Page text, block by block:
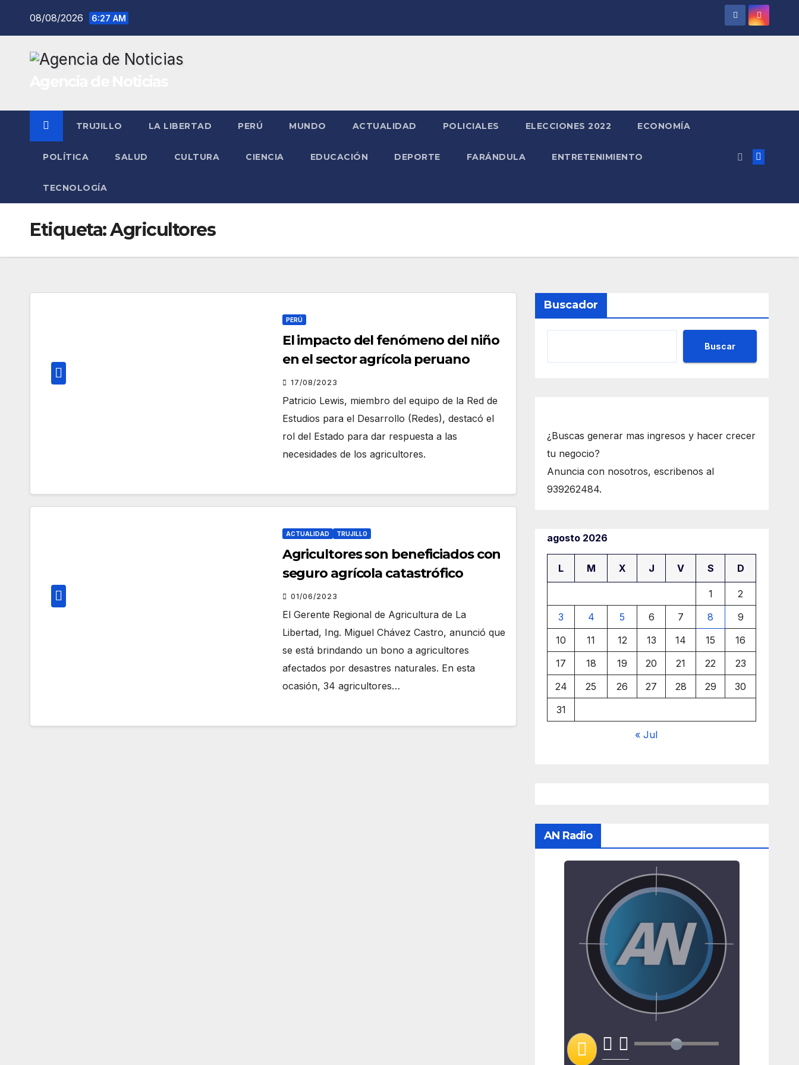
08/08/2026 6:27 AM
TRUJILLO LA LIBERTAD PERÚ MUNDO ACTUALIDAD POLICIALES ELECCIONES 2022 ECONOMÍA
POLÍTICA SALUD CULTURA CIENCIA EDUCACIÓN DEPORTE FARÁNDULA ENTRETENIMIENTO
TECNOLOGÍA
Etiqueta:Agricultores
PERÚ
El impacto del fenómeno del niño
en el sector agrícola peruano
17/08/2023
Patricio Lewis, miembro del equipo de la Red de
Estudios para el Desarrollo (Redes), destacó el
rol del Estado para dar respuesta a las
necesidades de los agricultores.
ACTUALIDAD TRUJILLO
Agricultores son beneficiados con
seguro agrícola catastrófico
01/06/2023
El Gerente Regional de Agricultura de La
Libertad, Ing. Miguel Chávez Castro, anunció que
se está brindando un bono a agricultores
afectados por desastres naturales. En esta
ocasión, 34 agricultores…
Buscador
Buscar
¿Buscas generar mas ingresos y hacer crecer
tu negocio?
Anuncia con nosotros, escribenos al
939262484.
agosto 2026
L M X J V S D
1
2
3
4 5 6 7 8
9
10
11 12 13 14 15
16
17
18 19 20 21 22
23
24
25 26 27 28 29
30
31
« Jul
AN Radio